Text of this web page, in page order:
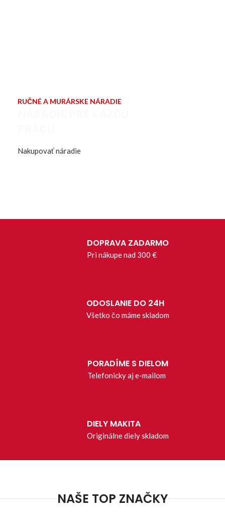
RUČNÉ A MURÁRSKE NÁRADIE
Nakupovať náradie
DOPRAVA ZADARMO
Pri nákupe nad 300 €
ODOSLANIE DO 24H
Všetko čo máme skladom
PORADÍME S DIELOM
Telefonicky aj e-mailom
DIELY MAKITA
Originálne diely skladom
NAŠE TOP ZNAČKY